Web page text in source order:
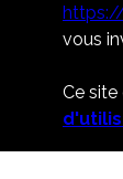
vous
Ce site